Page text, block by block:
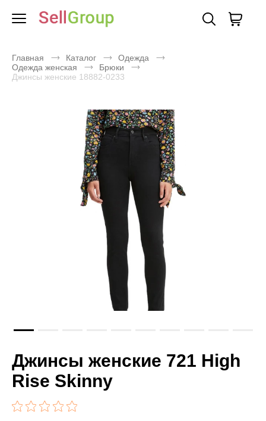
Главная Каталог
Одежда
Одежда женская
Брюки
Джинсы женские 18882-0233
Джинсы женские 721 High
Rise Skinny